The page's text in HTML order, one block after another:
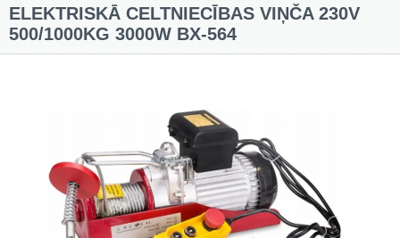
ELEKTRISKĀ CELTNIECĪBAS VIŅČA 230V
500/1000KG 3000W BX-564
Akumulatoru lādētāji un piederumi
(116)
Auto ķīmija un piederumi kopšanai
Celtniecības tehnika (51)
Elektroinstrumenti (69)
Rokas elektroinstrumenti (2)